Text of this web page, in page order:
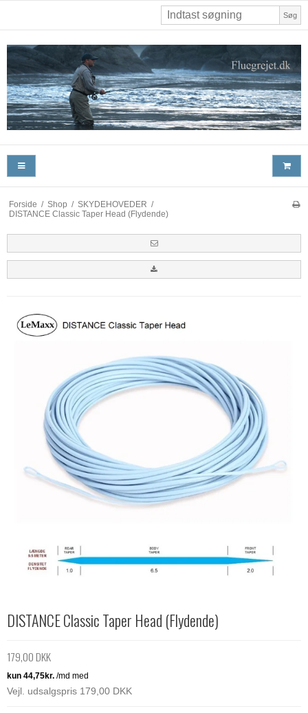
Søg
Forside / Shop / SKYDEHOVEDER /
DISTANCE Classic Taper Head (Flydende)
DISTANCE Classic Taper Head (Flydende)
179,00 DKK
Vejl. udsalgspris 179,00 DKK